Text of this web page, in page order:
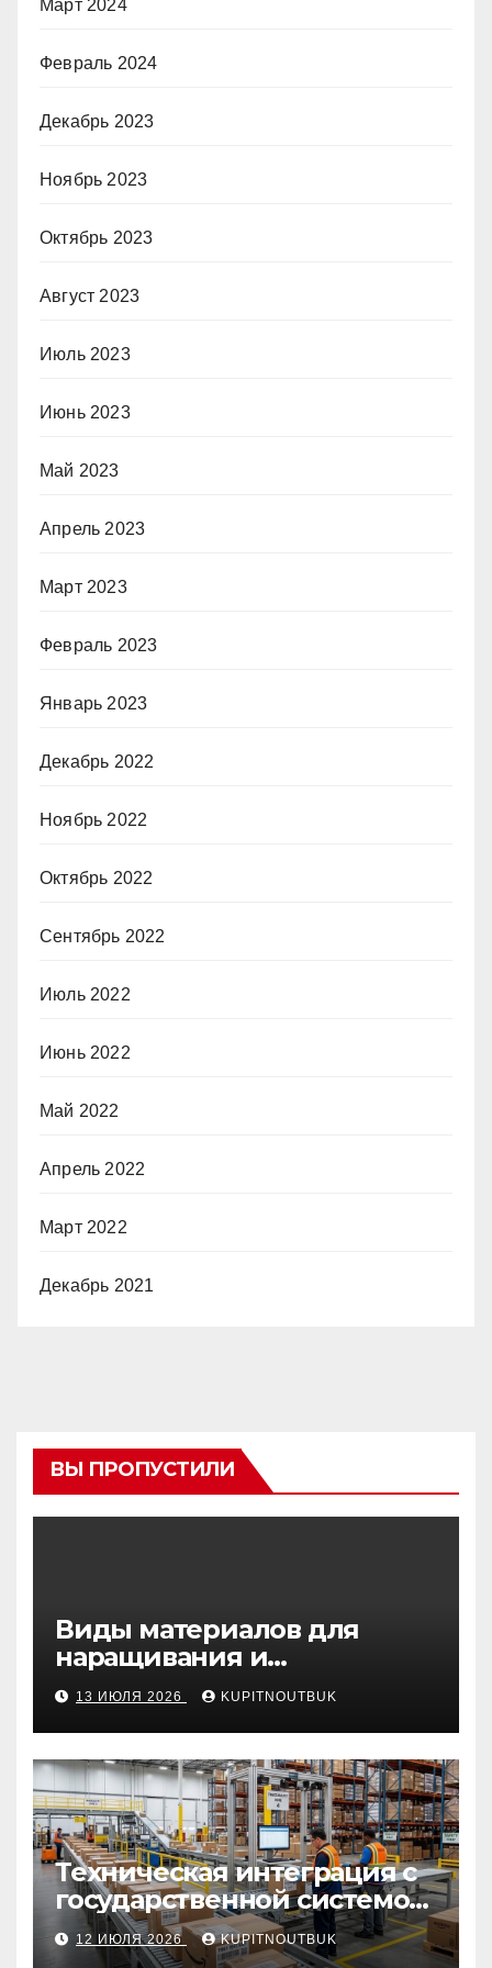
Март 2024
Февраль 2024
Декабрь 2023
Ноябрь 2023
Октябрь 2023
Август 2023
Июль 2023
Июнь 2023
Май 2023
Апрель 2023
Март 2023
Февраль 2023
Январь 2023
Декабрь 2022
Ноябрь 2022
Октябрь 2022
Сентябрь 2022
Июль 2022
Июнь 2022
Май 2022
Апрель 2022
Март 2022
Декабрь 2021
ВЫ ПРОПУСТИЛИ
Виды материалов для
наращивания и
моделирования ногтей
13 ИЮЛЯ 2026 KUPITNOUTBUK
Техническая интеграция с
государственной системой
«Честный знак
12 ИЮЛЯ 2026 KUPITNOUTBUK